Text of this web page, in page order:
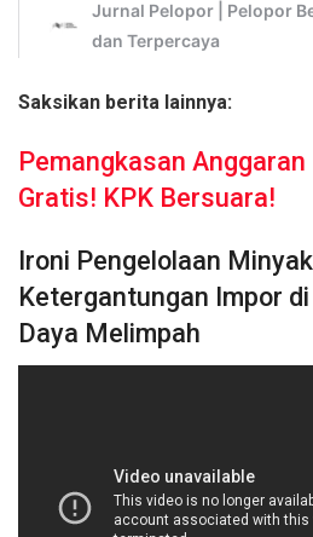
Saksikan berita lainnya:
Pemangkasan
Gratis! KPK Bersuara!
Ironi Pengelolaan
Ketergantungan Impor
Daya Melimpah